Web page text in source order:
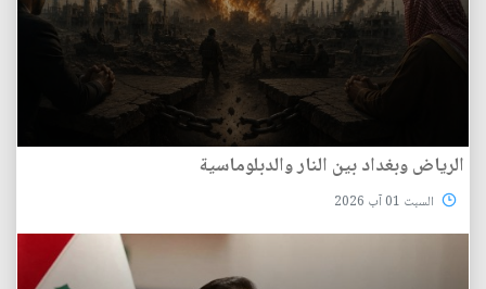
الرياض وبغداد بين النار والدبلوماسية
السبت 01 آب 2026